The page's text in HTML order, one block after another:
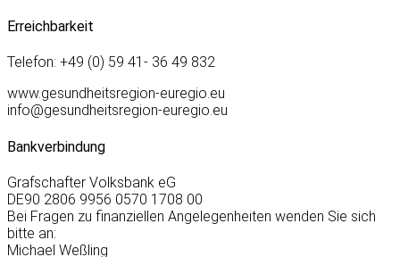
Erreichbarkeit
Telefon: +49 (0) 59 41- 36 49 832
www.gesundheitsregion-euregio.eu
info@gesundheitsregion-euregio.eu
Bankverbindung
Grafschafter Volksbank eG
DE90 2806 9956 0570 1708 00
Bei Fragen zu finanziellen Angelegenheiten wenden Sie sich
bitte an:
Michael Weßling